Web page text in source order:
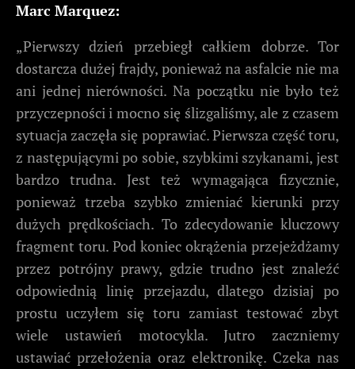
Marc Marquez:
„Pierwszy dzień przebiegł całkiem dobrze. Tor
dostarcza dużej frajdy, ponieważ na asfalcie nie ma
ani jednej nierówności. Na początku nie było też
przyczepności i mocno się ślizgaliśmy, ale z czasem
sytuacja zaczęła się poprawiać. Pierwsza część toru,
z następującymi po sobie, szybkimi szykanami, jest
bardzo trudna. Jest też wymagająca fizycznie,
ponieważ trzeba szybko zmieniać kierunki przy
dużych prędkościach. To zdecydowanie kluczowy
fragment toru. Pod koniec okrążenia przejeżdżamy
przez potrójny prawy, gdzie trudno jest znaleźć
odpowiednią linię przejazdu, dlatego dzisiaj po
prostu uczyłem się toru zamiast testować zbyt
wiele ustawień motocykla. Jutro zaczniemy
ustawiać przełożenia oraz elektronikę. Czeka nas